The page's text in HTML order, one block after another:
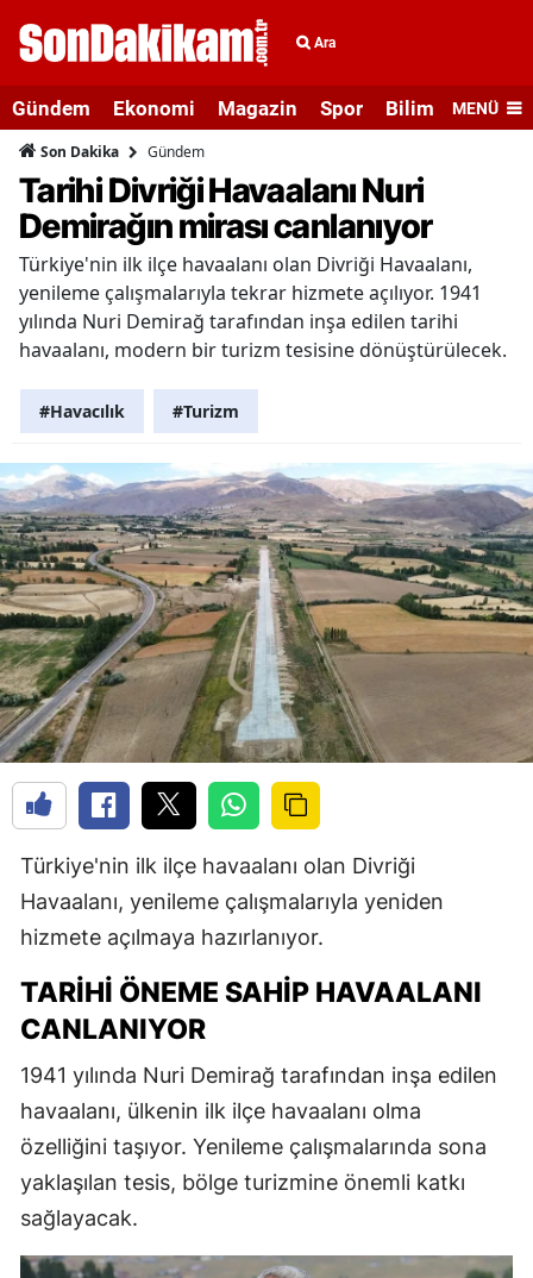
Ara
Gündem Ekonomi Magazin Spor Bilim veMENÜ
Son Dakika Gündem
Tarihi Divriği Havaalanı Nuri
Demirağın mirası canlanıyor
Türkiye'nin ilk ilçe havaalanı olan Divriği Havaalanı,
yenileme çalışmalarıyla tekrar hizmete açılıyor. 1941
yılında Nuri Demirağ tarafından inşa edilen tarihi
havaalanı, modern bir turizm tesisine dönüştürülecek.
#Havacılık #Turizm
Türkiye'nin ilk ilçe havaalanı olan Divriği
Havaalanı, yenileme çalışmalarıyla yeniden
hizmete açılmaya hazırlanıyor.
TARIHI ÖNEME SAHIP HAVAALANI
CANLANIYOR
1941 yılında Nuri Demirağ tarafından inşa edilen
havaalanı, ülkenin ilk ilçe havaalanı olma
özelliğini taşıyor. Yenileme çalışmalarında sona
yaklaşılan tesis, bölge turizmine önemli katkı
sağlayacak.